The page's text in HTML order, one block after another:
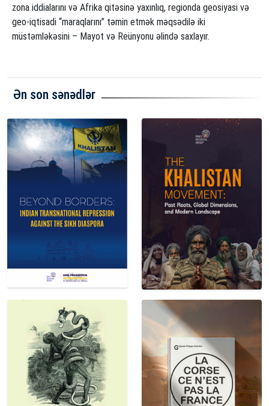
zona iddialarını və Afrika qitəsinə yaxınlıq, regionda geosiyasi və
geo-iqtisadi “maraqlarını” təmin etmək məqsədilə iki
müstəmləkəsini – Mayot və Reünyonu əlində saxlayır.
Ən son sənədlər